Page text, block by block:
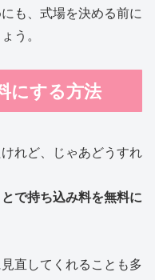
も、式場を決める前に
う。
にする方法
れど、じゃあどうすれ
で持ち込み料を無料に
直してくれることも多